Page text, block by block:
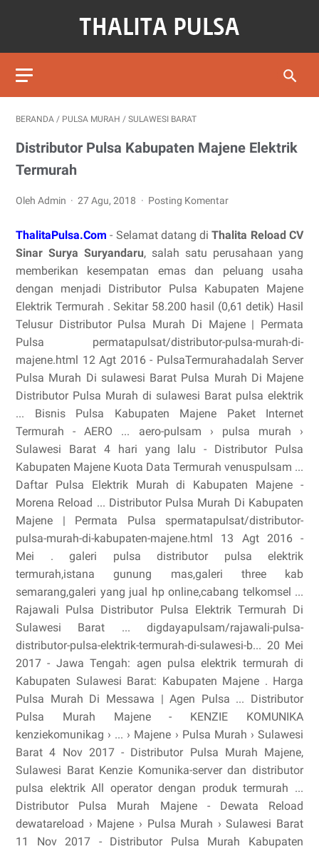
BERANDA / PULSA MURAH / SULAWESI BARAT
Distributor Pulsa Kabupaten Majene Elektrik
Termurah
Oleh Admin 27 Agu, 2018 Posting Komentar
ThalitaPulsa.Com - Selamat datang diThalita Reload CV
Sinar Surya Suryandaru, salah satu perusahaan yang
memberikan kesempatan emas dan peluang usaha
dengan menjadi Distributor Pulsa Kabupaten Majene
Elektrik Termurah . Sekitar 58.200 hasil (0,61 detik) Hasil
Telusur Distributor Pulsa Murah Di Majene | Permata
Pulsa permatapulsat/distributor-pulsa-murah-di-
majene.html 12 Agt 2016 - PulsaTermurahadalah Server
Pulsa Murah Di sulawesi Barat Pulsa Murah Di Majene
Distributor Pulsa Murah di sulawesi Barat pulsa elektrik
... Bisnis Pulsa Kabupaten Majene Paket Internet
Termurah - AERO ... aero-pulsam › pulsa murah ›
Sulawesi Barat 4 hari yang lalu - Distributor Pulsa
Kabupaten Majene Kuota Data Termurah venuspulsam ...
Daftar Pulsa Elektrik Murah di Kabupaten Majene -
Morena Reload ... Distributor Pulsa Murah Di Kabupaten
Majene | Permata Pulsa spermatapulsat/distributor-
pulsa-murah-di-kabupaten-majene.html 13 Agt 2016 -
Mei . galeri pulsa distributor pulsa elektrik
termurah,istana gunung mas,galeri three kab
semarang,galeri yang jual hp online,cabang telkomsel ...
Rajawali Pulsa Distributor Pulsa Elektrik Termurah Di
Sulawesi Barat ... digdayapulsam/rajawali-pulsa-
distributor-pulsa-elektrik-termurah-di-sulawesi-b... 20 Mei
2017 - Jawa Tengah: agen pulsa elektrik termurah di
Kabupaten Sulawesi Barat: Kabupaten Majene . Harga
Pulsa Murah Di Messawa | Agen Pulsa ... Distributor
Pulsa Murah Majene - KENZIE KOMUNIKA
kenziekomunikag › ... › Majene › Pulsa Murah › Sulawesi
Barat 4 Nov 2017 - Distributor Pulsa Murah Majene,
Sulawesi Barat Kenzie Komunika-server dan distributor
pulsa elektrik All operator dengan produk termurah ...
Distributor Pulsa Murah Majene - Dewata Reload
dewatareload › Majene › Pulsa Murah › Sulawesi Barat
11 Nov 2017 - Distributor Pulsa Murah Kabupaten